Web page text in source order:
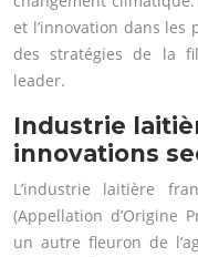
et l’innovation dans
des stratégies de la
leader.
Industrie
innovations
L’industrie laitière
(Appellation d’Origine
un autre fleuron de